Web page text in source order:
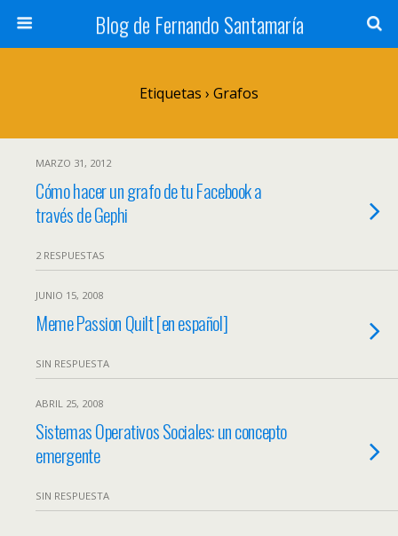
Blog de Fernando Santamaría
Etiquetas › Grafos
MARZO 31, 2012
Cómo hacer un grafo de tu Facebook a
través de Gephi
2 RESPUESTAS
JUNIO 15, 2008
Meme Passion Quilt [en español]
SIN RESPUESTA
ABRIL 25, 2008
Sistemas Operativos Sociales: un concepto
emergente
SIN RESPUESTA